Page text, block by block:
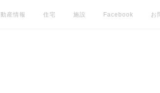
産情報 住宅 施設 Facebook お